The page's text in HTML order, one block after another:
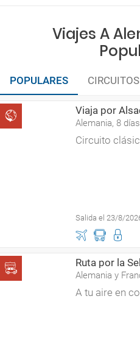
Viajes A
POPULARES CIRCUITOS
Viaja por
Alemania, 8 días
Circuito
Salida el 23/8/
Ruta por la
Alemania y
A tu aire en